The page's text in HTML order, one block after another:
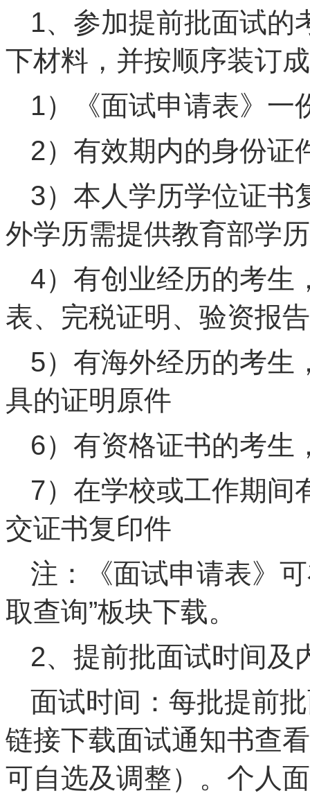
1、参加提前批面试的
下材料，并按顺序装订
1）《面试申请表》一
2）有效期内的身份证
3）本人学历学位证书
外学历需提供教育部学
4）有创业经历的考生
表、完税证明、验资报
5）有海外经历的考生
具的证明原件
6）有资格证书的考生
7）在学校或工作期间
交证书复印件
注：《面试申请表》
取查询”板块下载。
2、提前批面试时间及
面试时间：每批提前
链接下载面试通知书查
可自选及调整）。个人